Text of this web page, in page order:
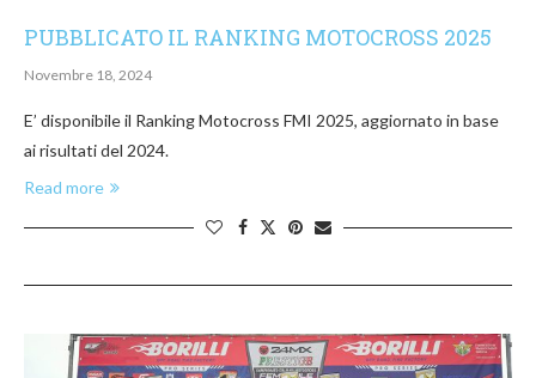
PUBBLICATO IL RANKING MOTOCROSS 2025
Novembre 18, 2024
E’ disponibile il Ranking Motocross FMI 2025, aggiornato in base
ai risultati del 2024.
Read more